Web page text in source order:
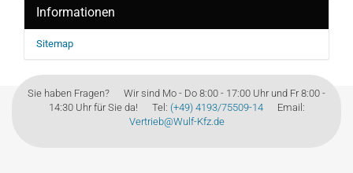
Informationen
Sitemap
Sie haben Fragen? Wir sind Mo - Do 8:00 - 17:00 Uhr und Fr 8:00 -
14:30 Uhr für Sie da! Tel: (+49) 4193/75509-14Email:
Vertrieb@Wulf-Kfz.de